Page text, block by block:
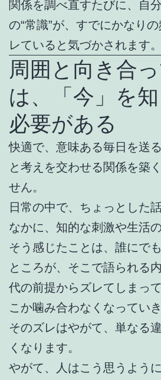
関係を調べ直すたびに、自
の“常識”が、すでにかなり
レていると気づかされます。
周囲と向き合
は、「今」を
必要がある
快適で、意味ある毎日を送
と考えを交わせる関係を築
せん。
日常の中で、ちょっとした
なかに、知的な刺激や生活
そう感じたことは、誰にで
ところが、そこで語られる
代の前提からズレてしまっ
こか噛み合わなくなっていき
そのズレはやがて、単なる
くなります。
やがて、人はこう思うよう